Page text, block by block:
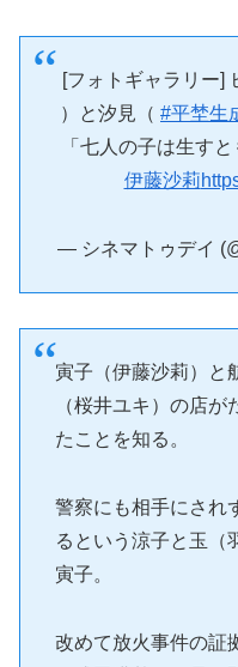
[フォトギャラリー]
）と汐見（ #平埜生
「七人の子は生す
伊藤沙莉
— シネマトゥデイ
寅子（伊藤沙莉）と
（桜井ユキ）の店
たことを知る。
警察にも相手にされ
るという涼子と玉（
寅子。
改めて放火事件の証